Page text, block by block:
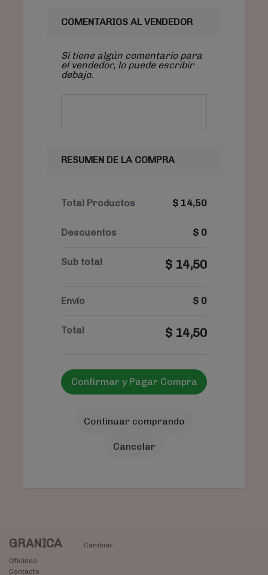
COMENTARIOS AL VENDEDOR
Si tiene algún comentario para
el vendedor, lo puede escribir
debajo.
RESUMEN DE LA COMPRA
Total Productos $ 14,50
Descuentos $ 0
Sub total $ 14,50
Envío $ 0
Total $ 14,50
Confirmar y Pagar Compra
Continuar comprando
Cancelar
GRANICA
Cambiar
Oficinas
Contacto